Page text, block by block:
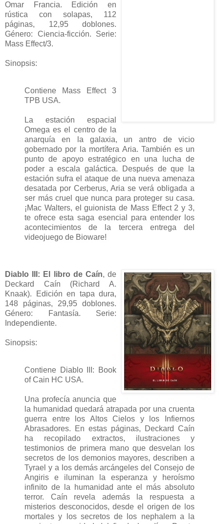
Omar Francia. Edición en
rústica con solapas, 112
páginas, 12,95 doblones.
Género: Ciencia-ficción. Serie:
Mass Effect/3.
Sinopsis:
Contiene Mass Effect 3
TPB USA.
La estación espacial
Omega es el centro de la
anarquía en la galaxia, un antro de vicio
gobernado por la mortífera Aria. También es un
punto de apoyo estratégico en una lucha de
poder a escala galáctica. Después de que la
estación sufra el ataque de una nueva amenaza
desatada por Cerberus, Aria se verá obligada a
ser más cruel que nunca para proteger su casa.
¡Mac Walters, el guionista de Mass Effect 2 y 3,
te ofrece esta saga esencial para entender los
acontecimientos de la tercera entrega del
videojuego de Bioware!
Diablo III: El libro de Caín, de
Deckard Caín (Richard A.
Knaak). Edición en tapa dura,
148 páginas, 29,95 doblones.
Género: Fantasía. Serie:
Independiente.
Sinopsis:
Contiene Diablo III: Book
of Cain HC USA.
Una profecía anuncia que
la humanidad quedará atrapada por una cruenta
guerra entre los Altos Cielos y los Infiernos
Abrasadores. En estas páginas, Deckard Caín
ha recopilado extractos, ilustraciones y
testimonios de primera mano que desvelan los
secretos de los demonios mayores, describen a
Tyrael y a los demás arcángeles del Consejo de
Angiris e iluminan la esperanza y heroísmo
infinito de la humanidad ante el más absoluto
terror. Caín revela además la respuesta a
misterios desconocidos, desde el origen de los
mortales y los secretos de los nephalem a la